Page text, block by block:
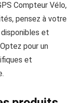
Compteur Vélo,
pensez à votre
et
pour un
et